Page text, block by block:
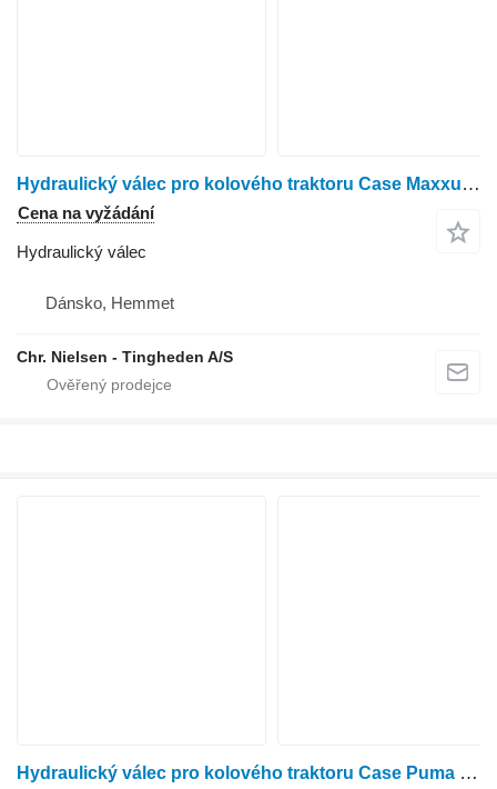
Hydraulický válec pro kolového traktoru Case Maxxum 115
Cena na vyžádání
Hydraulický válec
Dánsko, Hemmet
Chr. Nielsen - Tingheden A/S
Hydraulický válec pro kolového traktoru Case Puma 185